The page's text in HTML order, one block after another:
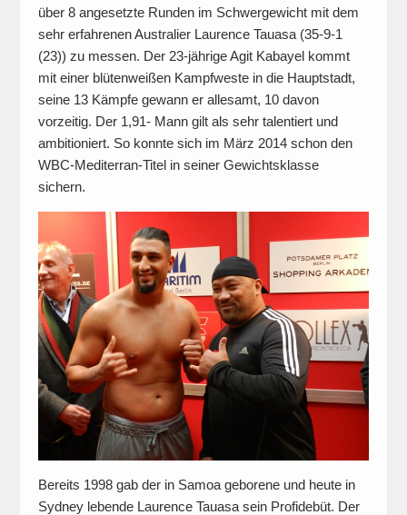
über 8 angesetzte Runden im Schwergewicht mit dem
sehr erfahrenen Australier Laurence Tauasa (35-9-1
(23)) zu messen. Der 23-jährige Agit Kabayel kommt
mit einer blütenweißen Kampfweste in die Hauptstadt,
seine 13 Kämpfe gewann er allesamt, 10 davon
vorzeitig. Der 1,91- Mann gilt als sehr talentiert und
ambitioniert. So konnte sich im März 2014 schon den
WBC-Mediterran-Titel in seiner Gewichtsklasse
sichern.
Bereits 1998 gab der in Samoa geborene und heute in
Sydney lebende Laurence Tauasa sein Profidebüt. Der